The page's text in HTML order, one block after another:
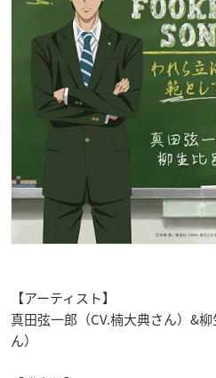
【アーティスト】
真田弦一郎（CV.楠大典さん）&
ん）